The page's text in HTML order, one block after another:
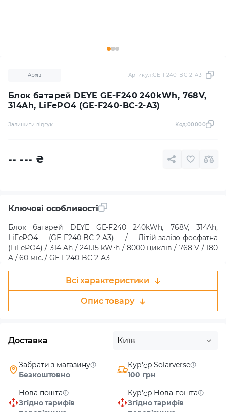
Блок батарей DEYE GE-F240 240kWh, 768V,
314Ah, LiFePO4 (GE-F240-BC-2-A3)
Архів Артикул:GE-F240-BC-2-A3
Залишити відгук Код:00000
-- --- ₴
Ключові особливості
Блок батарей DEYE GE-F240 240kWh, 768V, 314Ah,
LiFePO4 (GE-F240-BC-2-A3) / Літій-залізо-фосфатна
(LiFePO4) / 314 Ah / 241.15 kW⋅h / 8000 циклів / 768 V / 180
A / 60 міс. / GE-F240-BC-2-A3
Всі характеристики
Опис товару
Доставка Київ
Забрати з магазину
Безкоштовно
Кур'єр Solarverse
100 грн
Нова пошта
Згідно тарифів
Кур'єр Нова пошта
Згідно тарифів